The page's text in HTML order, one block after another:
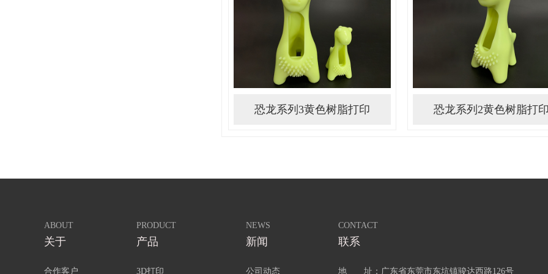
恐龙系列3黄色树脂打印 恐龙系列2黄色树脂打
ABOUT
关于
合作客户
PRODUCT
产品
3D打印
NEWS
新闻
公司动态
CONTACT
联系
地 址：广东省东莞市东坑镇骏达西路126号